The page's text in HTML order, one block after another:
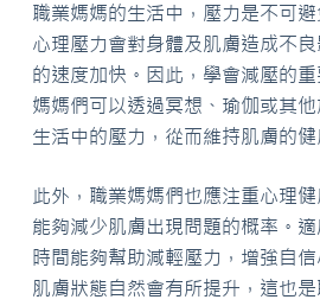
職業媽媽的生活中，壓力是不可
心理壓力會對身體及肌膚造成不
的速度加快。因此，學會減壓的
媽媽們可以透過冥想、瑜伽或其
生活中的壓力，從而維持肌膚的健
此外，職業媽媽們也應注重心理
能夠減少肌膚出現問題的概率。
時間能夠幫助減輕壓力，增強自信
肌膚狀態自然會有所提升，這也